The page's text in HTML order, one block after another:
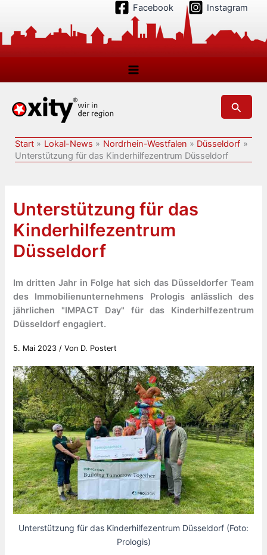
springen
Facebook Instagram
Suchen
Start Lokal-News Nordrhein-Westfalen
Düsseldorf
Unterstützung für das Kinderhilfezentrum Düsseldorf
Unterstützung für das
Kinderhilfezentrum
Düsseldorf
Im dritten Jahr in Folge hat sich das Düsseldorfer Team
des Immobilienunternehmens Prologis anlässlich des
jährlichen "IMPACT Day" für das Kinderhilfezentrum
Düsseldorf engagiert.
5. Mai 2023 / Von D. Postert
Unterstützung für das Kinderhilfezentrum Düsseldorf (Foto:
Prologis)